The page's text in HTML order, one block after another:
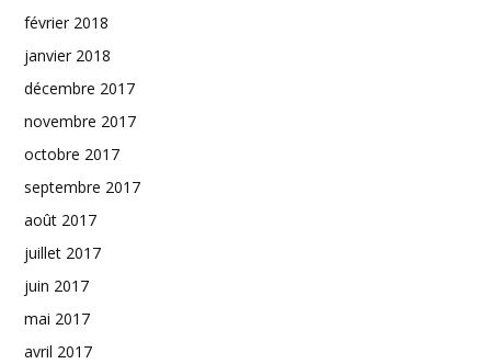
février 2018
janvier 2018
décembre 2017
novembre 2017
octobre 2017
septembre 2017
août 2017
juillet 2017
juin 2017
mai 2017
avril 2017